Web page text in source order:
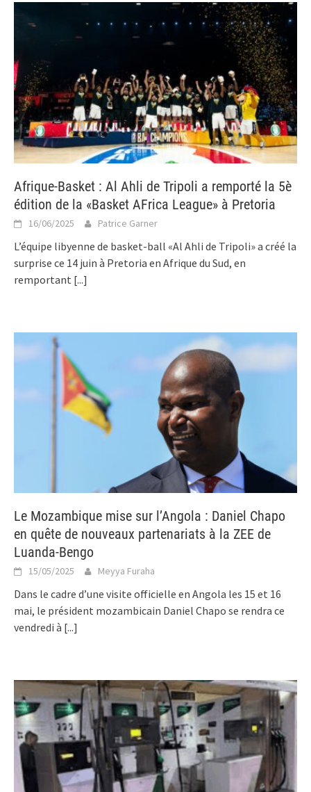
Afrique-Basket : Al Ahli de Tripoli a remporté la 5è
édition de la «Basket AFrica League» à Pretoria
16/06/2025 Patrice Garner
L’équipe libyenne de basket-ball «Al Ahli de Tripoli» a créé la
surprise ce 14 juin à Pretoria en Afrique du Sud, en
remportant [...]
Le Mozambique mise sur l’Angola : Daniel Chapo
en quête de nouveaux partenariats à la ZEE de
Luanda-Bengo
15/05/2025 Meyya Furaha
Dans le cadre d’une visite officielle en Angola les 15 et 16
mai, le président mozambicain Daniel Chapo se rendra ce
vendredi à [...]